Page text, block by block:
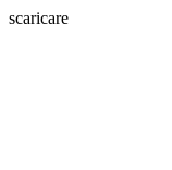
scaricare